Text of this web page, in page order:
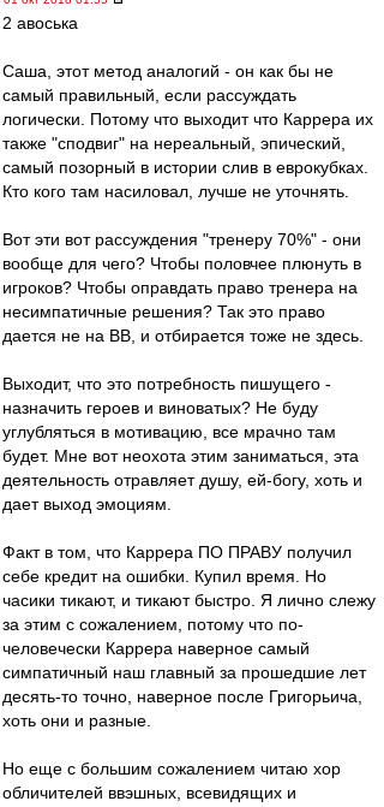
2 авоська
Саша, этот метод аналогий - он как бы не
самый правильный, если рассуждать
логически. Потому что выходит что Каррера их
также "сподвиг" на нереальный, эпический,
самый позорный в истории слив в еврокубках.
Кто кого там насиловал, лучше не уточнять.
Вот эти вот рассуждения "тренеру 70%" - они
вообще для чего? Чтобы половчее плюнуть в
игроков? Чтобы оправдать право тренера на
несимпатичные решения? Так это право
дается не на ВВ, и отбирается тоже не здесь.
Выходит, что это потребность пишущего -
назначить героев и виноватых? Не буду
углубляться в мотивацию, все мрачно там
будет. Мне вот неохота этим заниматься, эта
деятельность отравляет душу, ей-богу, хоть и
дает выход эмоциям.
Факт в том, что Каррера ПО ПРАВУ получил
себе кредит на ошибки. Купил время. Но
часики тикают, и тикают быстро. Я лично слежу
за этим с сожалением, потому что по-
человечески Каррера наверное самый
симпатичный наш главный за прошедшие лет
десять-то точно, наверное после Григорьича,
хоть они и разные.
Но еще с большим сожалением читаю хор
обличителей ввэшных, всевидящих и